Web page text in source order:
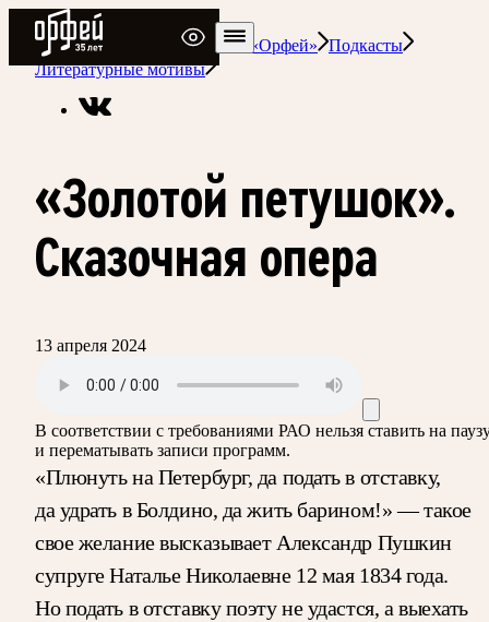
Радио Орфей
Радио классической музыки «Орфей»
Подкасты
Литературные мотивы
«Золотой петушок».
Сказочная опера
13 апреля 2024
В соответствии с требованиями РАО нельзя ставить на
и перематывать записи программ.
«Плюнуть на Петербург, да подать в отставку,
да удрать в Болдино, да жить барином!» — такое
свое желание высказывает Александр Пушкин
супруге Наталье Николаевне 12 мая 1834 года.
Но подать в отставку поэту не удастся, а выехать